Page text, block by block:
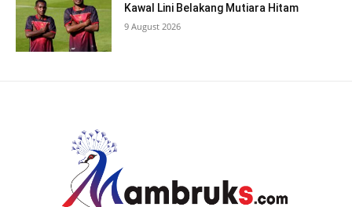
Kawal Lini Belakang Mutiara Hitam
9 August 2026